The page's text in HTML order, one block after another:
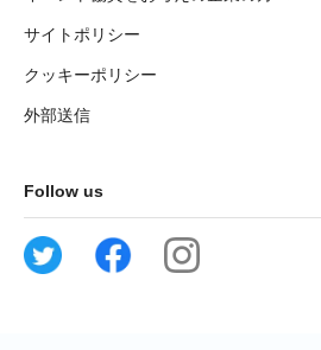
サイトポリシー
クッキーポリシー
外部送信
Follow us